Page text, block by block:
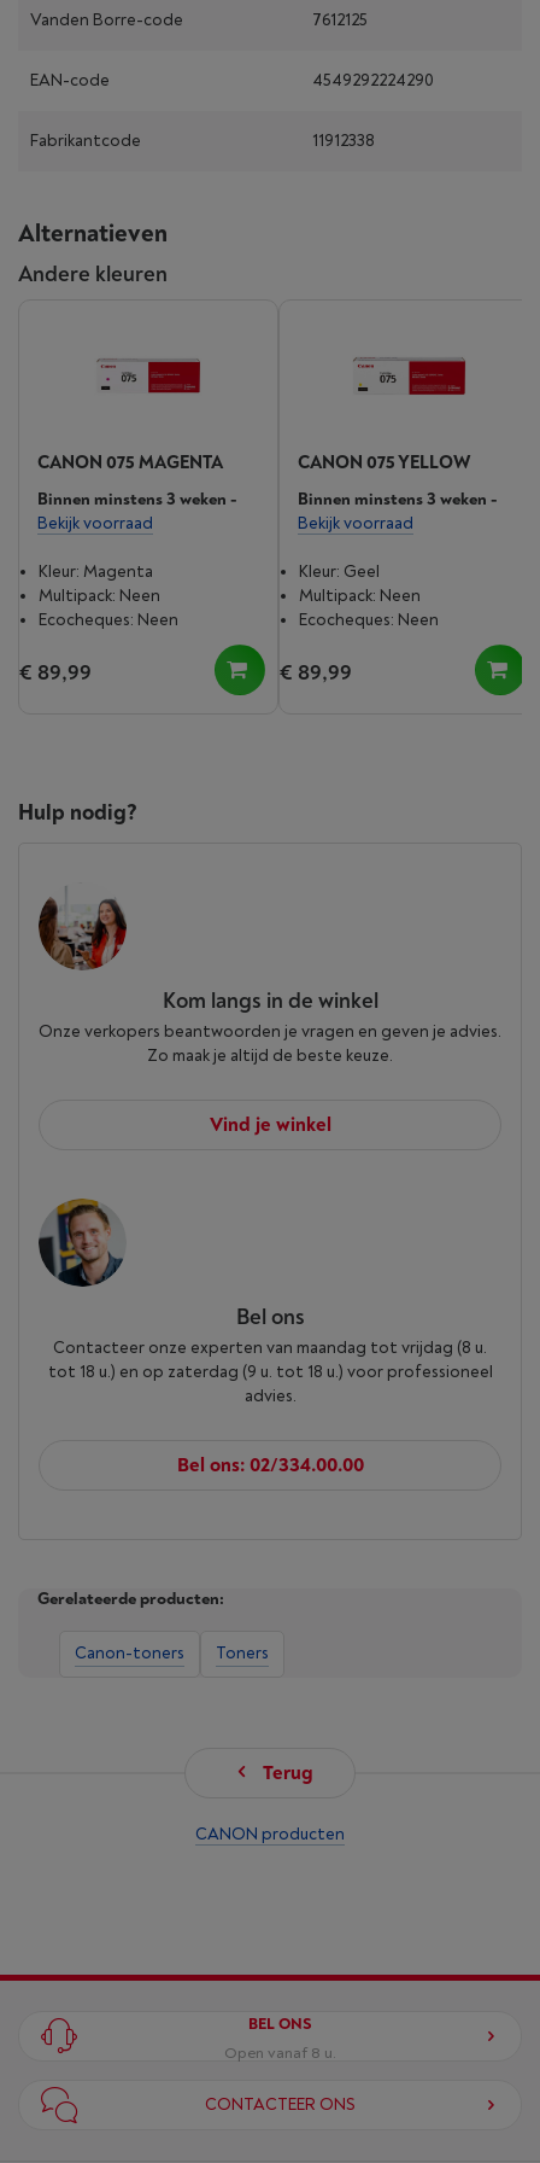
Vanden Borre-code 7612125
EAN-code 4549292224290
Fabrikantcode 11912338
Alternatieven
Andere kleuren
CANON 075 MAGENTA
Binnen minstens 3 weken -
Bekijk voorraad
Kleur: Magenta
Multipack: Neen
Ecocheques: Neen
€ 89,99
CANON 075 YELLOW
Binnen minstens 3 weken -
Bekijk voorraad
Kleur: Geel
Multipack: Neen
Ecocheques: Neen
€ 89,99
Hulp nodig?
Kom langs in de winkel
Onze verkopers beantwoorden je vragen en geven je advies.
Zo maak je altijd de beste keuze.
Vind je winkel
Bel ons
Contacteer onze experten van maandag tot vrijdag (8 u.
tot 18 u.) en op zaterdag (9 u. tot 18 u.) voor professioneel
advies.
Bel ons: 02/334.00.00
Gerelateerde producten:
Canon-toners Toners
Terug
CANON producten
BEL ONS
Open vanaf 8 u.
CONTACTEER ONS